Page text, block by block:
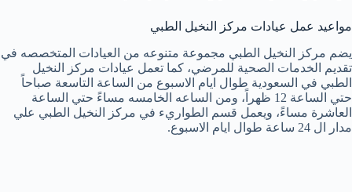
مواعيد عمل عيادات مركز النخيل الطبي
يضم مركز النخيل الطبي مجموعة متنوعه من العيادات المتخصصه في
تقديم الخدمات الصحية للمرضي، كما تعمل عيادات مركز النخيل
الطبي في السعودية طوال ايام الاسبوع من الساعة التاسعة صباحاً
حتي الساعة 12 ظهراً، ومن الساعه الخامسه مساءً حتي الساعة
العاشرة مساءً، ويعمل قسم الطواريء في مركز النخيل الطبي علي
مدار ال 24 ساعة طوال ايام الاسبوع.